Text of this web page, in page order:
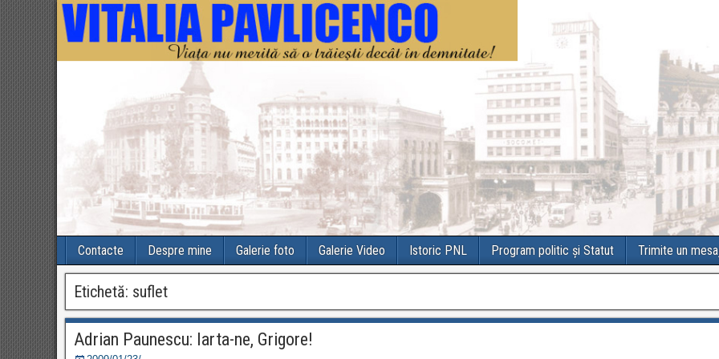
Contacte Despre mine Galerie foto Galerie Video Istoric PNL Program politic și Statut Trimite un
Etichetă: suflet
Adrian Paunescu: Iarta-ne, Grigore!